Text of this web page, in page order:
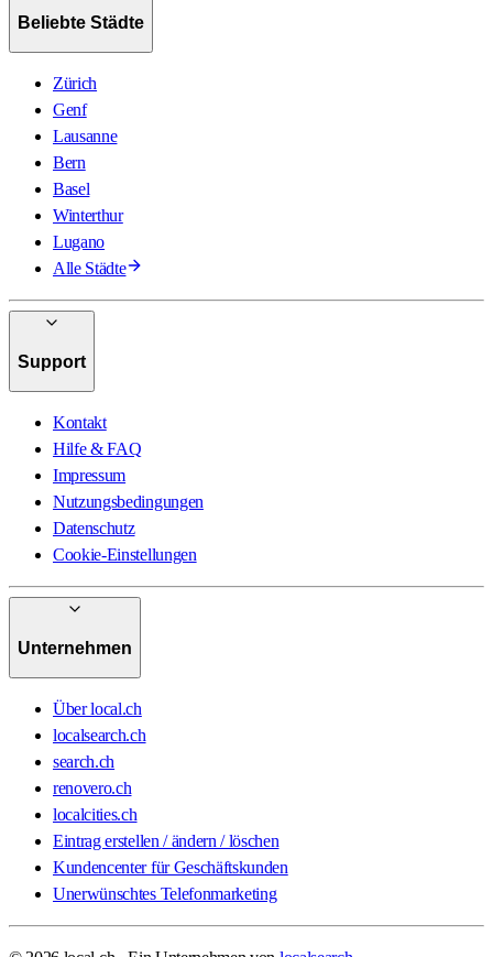
Beliebte Städte
Zürich
Genf
Lausanne
Bern
Basel
Winterthur
Lugano
Alle Städte
Support
Kontakt
Hilfe & FAQ
Impressum
Nutzungsbedingungen
Datenschutz
Cookie-Einstellungen
Unternehmen
Über local.ch
localsearch.ch
search.ch
renovero.ch
localcities.ch
Eintrag erstellen / ändern / löschen
Kundencenter für Geschäftskunden
Unerwünschtes Telefonmarketing